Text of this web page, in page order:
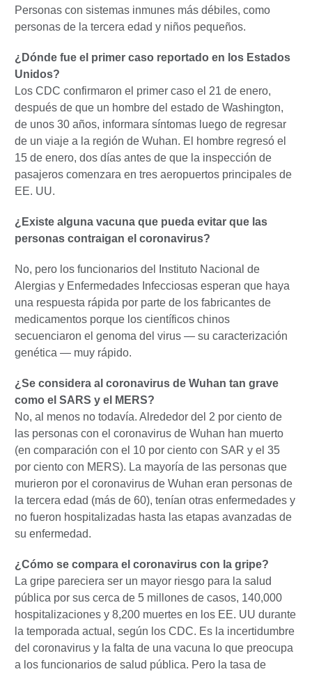
Personas con sistemas inmunes más débiles, como
personas de la tercera edad y niños pequeños.
¿Dónde fue el primer caso reportado en los Estados
Unidos?
Los CDC confirmaron el primer caso el 21 de enero,
después de que un hombre del estado de Washington,
de unos 30 años, informara síntomas luego de regresar
de un viaje a la región de Wuhan. El hombre regresó el
15 de enero, dos días antes de que la inspección de
pasajeros comenzara en tres aeropuertos principales de
EE. UU.
¿Existe alguna vacuna que pueda evitar que las
personas contraigan el coronavirus?
No, pero los funcionarios del Instituto Nacional de
Alergias y Enfermedades Infecciosas esperan que haya
una respuesta rápida por parte de los fabricantes de
medicamentos porque los científicos chinos
secuenciaron el genoma del virus — su caracterización
genética — muy rápido.
¿Se considera al coronavirus de Wuhan tan grave
como el SARS y el MERS?
No, al menos no todavía. Alrededor del 2 por ciento de
las personas con el coronavirus de Wuhan han muerto
(en comparación con el 10 por ciento con SAR y el 35
por ciento con MERS). La mayoría de las personas que
murieron por el coronavirus de Wuhan eran personas de
la tercera edad (más de 60), tenían otras enfermedades y
no fueron hospitalizadas hasta las etapas avanzadas de
su enfermedad.
¿Cómo se compara el coronavirus con la gripe?
La gripe pareciera ser un mayor riesgo para la salud
pública por sus cerca de 5 millones de casos, 140,000
hospitalizaciones y 8,200 muertes en los EE. UU durante
la temporada actual, según los CDC. Es la incertidumbre
del coronavirus y la falta de una vacuna lo que preocupa
a los funcionarios de salud pública. Pero la tasa de